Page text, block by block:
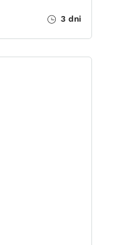
3 dni